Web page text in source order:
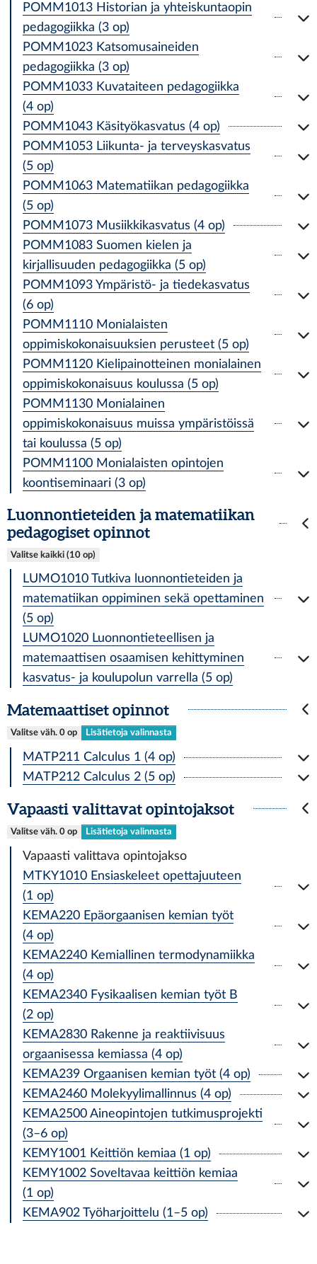
POMM1013 Historian ja yhteiskuntaopin
pedagogiikka (3 op)
POMM1023 Katsomusaineiden
pedagogiikka (3 op)
POMM1033 Kuvataiteen pedagogiikka
(4 op)
POMM1043 Käsityökasvatus (4 op)
POMM1053 Liikunta- ja terveyskasvatus
(5 op)
POMM1063 Matematiikan pedagogiikka
(5 op)
POMM1073 Musiikkikasvatus (4 op)
POMM1083 Suomen kielen ja
kirjallisuuden pedagogiikka (5 op)
POMM1093 Ympäristö- ja tiedekasvatus
(6 op)
POMM1110 Monialaisten
oppimiskokonaisuuksien perusteet (5 op)
POMM1120 Kielipainotteinen monialainen
oppimiskokonaisuus koulussa (5 op)
POMM1130 Monialainen
oppimiskokonaisuus muissa ympäristöissä
tai koulussa (5 op)
POMM1100 Monialaisten opintojen
koontiseminaari (3 op)
Luonnontieteiden ja matematiikan
pedagogiset opinnot
Valitse kaikki (10 op)
LUMO1010 Tutkiva luonnontieteiden ja
matematiikan oppiminen sekä opettaminen
(5 op)
LUMO1020 Luonnontieteellisen ja
matemaattisen osaamisen kehittyminen
kasvatus- ja koulupolun varrella (5 op)
Matemaattiset opinnot
Valitse väh. 0 op Lisätietoja valinnasta
MATP211 Calculus 1 (4 op)
MATP212 Calculus 2 (5 op)
Vapaasti valittavat opintojaksot
Valitse väh. 0 op Lisätietoja valinnasta
Vapaasti valittava opintojakso
MTKY1010 Ensiaskeleet opettajuuteen
(1 op)
KEMA220 Epäorgaanisen kemian työt
(4 op)
KEMA2240 Kemiallinen termodynamiikka
(4 op)
KEMA2340 Fysikaalisen kemian työt B
(2 op)
KEMA2830 Rakenne ja reaktiivisuus
orgaanisessa kemiassa (4 op)
KEMA239 Orgaanisen kemian työt (4 op)
KEMA2460 Molekyylimallinnus (4 op)
KEMA2500 Aineopintojen tutkimusprojekti
(3–6 op)
KEMY1001 Keittiön kemiaa (1 op)
KEMY1002 Soveltavaa keittiön kemiaa
(1 op)
KEMA902 Työharjoittelu (1–5 op)